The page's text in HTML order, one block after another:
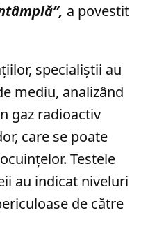
a povestit
specialiștii au
mediu, analizând
gaz radioactiv
care se poate
Testele
au indicat niveluri
de către